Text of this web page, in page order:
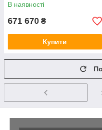
В наявності
671 670 ₴
Купити